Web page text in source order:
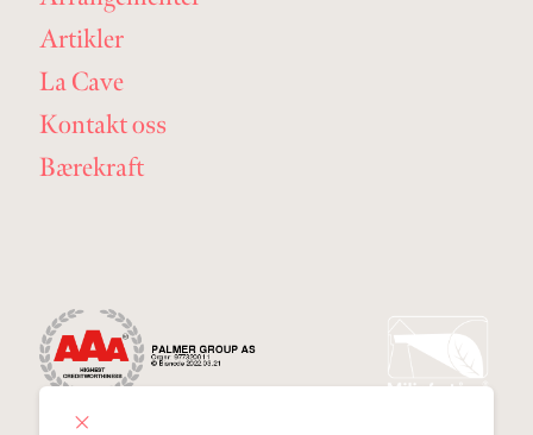
Artikler
La Cave
Kontakt oss
Bærekraft